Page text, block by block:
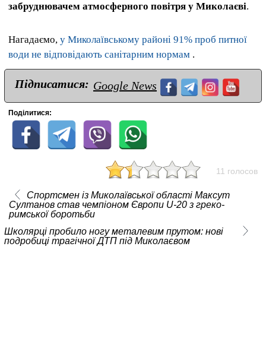
забруднювачем атмосферного повітря у Миколаєві.
Нагадаємо, у Миколаївському районі 91% проб питної
води не відповідають санітарним нормам .
Підписатися: Google News
Поділитися:
11 голосов
Спортсмен із Миколаївської області Максут
Султанов став чемпіоном Європи U-20 з греко-
римської боротьби
Школярці пробило ногу металевим прутом: нові
подробиці трагічної ДТП під Миколаєвом